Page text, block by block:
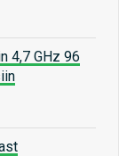
4,7 GHz 96